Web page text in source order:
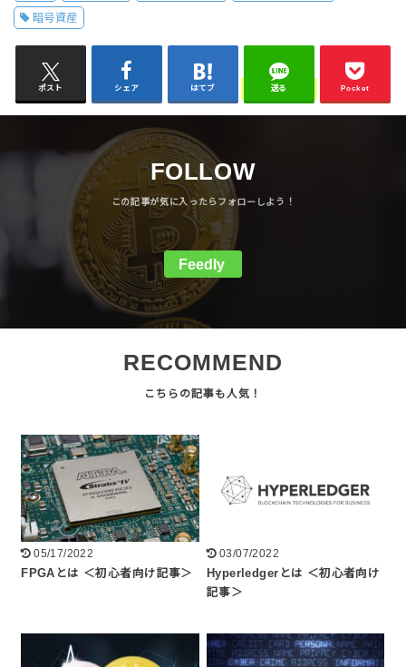
暗号資産
ポスト シェア はてブ 送る Pocket
FOLLOW
Feedly
RECOMMEND
05/17/2022
FPGAとは ＜初心者向け記事＞
03/07/2022
Hyperledgerとは ＜初心者向け
記事＞